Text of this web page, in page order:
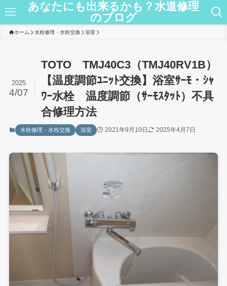
あなたにも出来るかも？水道修理
のブログ
ホーム 水栓修理・水栓交換 浴室
TOTO TMJ40C3（TMJ40RV1B）
【温度調節ﾕﾆｯﾄ交換】浴室ｻｰﾓ・ｼｬ
ﾜｰ水栓 温度調節（ｻｰﾓｽﾀｯﾄ）不具
合修理方法
2025
4/07
水栓修理・水栓交換 浴室 2021年9月10日 2025年4月7日